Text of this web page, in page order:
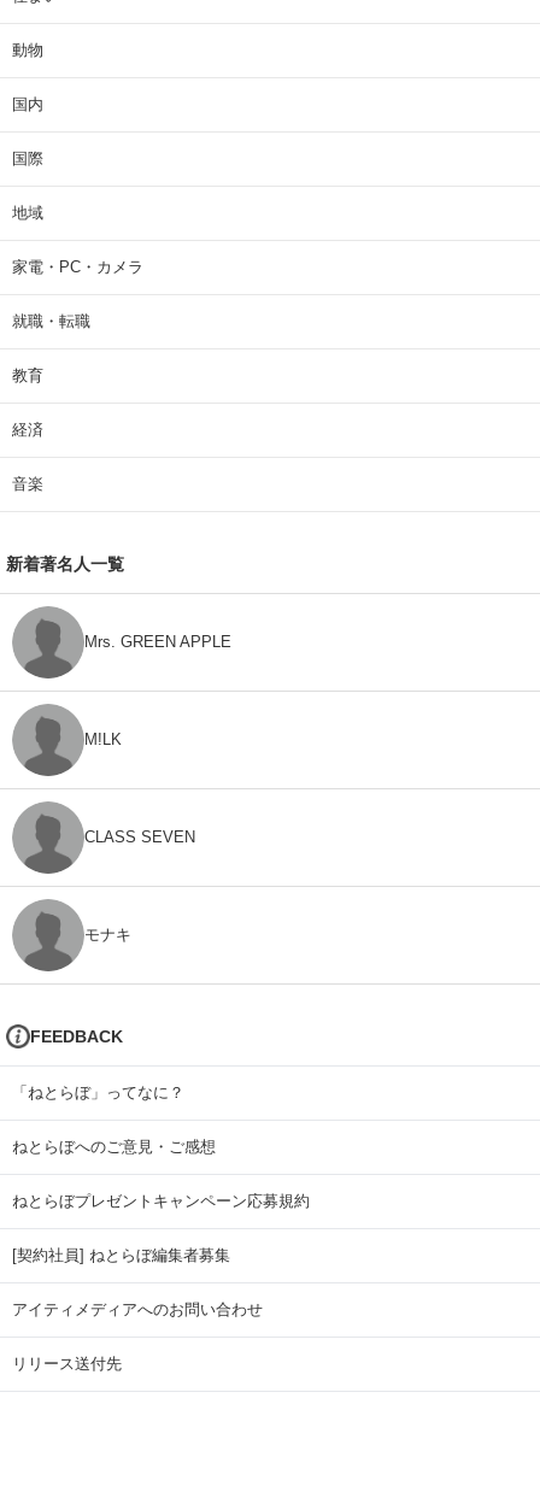
動物
国内
国際
地域
家電・PC・カメラ
就職・転職
教育
経済
音楽
新着著名人一覧
Mrs. GREEN APPLE
M!LK
CLASS SEVEN
モナキ
FEEDBACK
「ねとらぼ」ってなに？
ねとらぼへのご意見・ご感想
ねとらぼプレゼントキャンペーン応募規約
[契約社員] ねとらぼ編集者募集
アイティメディアへのお問い合わせ
リリース送付先